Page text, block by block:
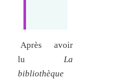
Après avoir
lu La
bibliothèque